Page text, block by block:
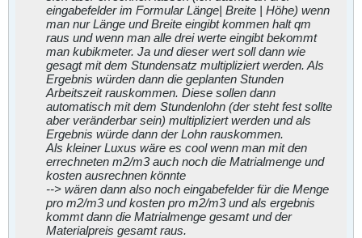
eingabefelder im Formular Länge| Breite | Höhe) wenn
man nur Länge und Breite eingibt kommen halt qm
raus und wenn man alle drei werte eingibt bekommt
man kubikmeter. Ja und dieser wert soll dann wie
gesagt mit dem Stundensatz multipliziert werden. Als
Ergebnis würden dann die geplanten Stunden
Arbeitszeit rauskommen. Diese sollen dann
automatisch mit dem Stundenlohn (der steht fest sollte
aber veränderbar sein) multipliziert werden und als
Ergebnis würde dann der Lohn rauskommen.
Als kleiner Luxus wäre es cool wenn man mit den
errechneten m2/m3 auch noch die Matrialmenge und
kosten ausrechnen könnte
--> wären dann also noch eingabefelder für die Menge
pro m2/m3 und kosten pro m2/m3 und als ergebnis
kommt dann die Matrialmenge gesamt und der
Materialpreis gesamt raus.